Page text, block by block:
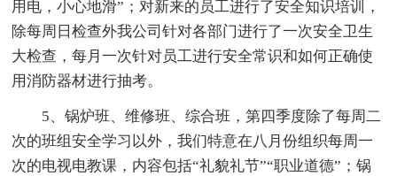
用电，小心地滑”；对新来的员工进行了安全知识培训，
除每周日检查外我公司针对各部门进行了一次安全卫生
大检查，每月一次针对员工进行安全常识和如何正确使
用消防器材进行抽考。
5、锅炉班、维修班、综合班，第四季度除了每周二
次的班组安全学习以外，我们特意在八月份组织每周一
次的电视电教课，内容包括“礼貌礼节”“职业道德”；锅